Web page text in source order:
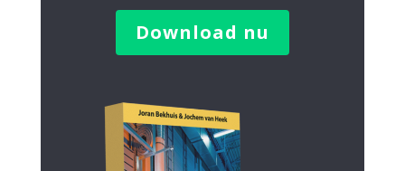
Download nu